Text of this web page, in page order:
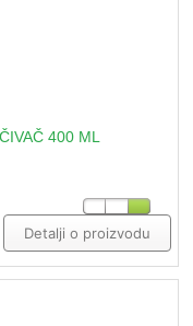
400 ML
Detalji o proizvodu